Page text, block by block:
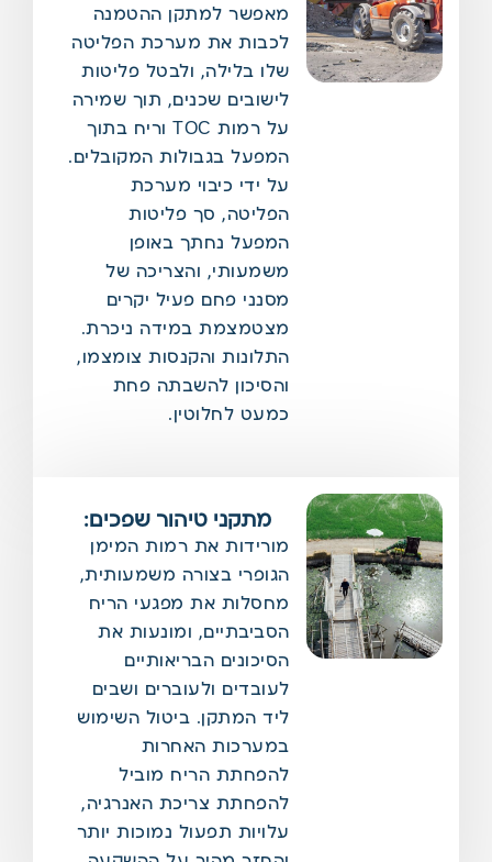
מאפשר למתקן ההטמנה
לכבות את מערכת הפליטה
שלו בלילה, ולבטל פליטות
לישובים שכנים, תוך שמירה
על רמות TOC וריח בתוך
המפעל בגבולות המקובלים.
על ידי כיבוי מערכת
הפליטה, סך פליטות
המפעל נחתך באופן
משמעותי, והצריכה של
מסנני פחם פעיל יקרים
מצטמצמת במידה ניכרת.
התלונות והקנסות צומצמו,
והסיכון להשבתה פחת
כמעט לחלוטין.
מתקני טיהור שפכים:
מורידות את רמות המימן
הגופרי בצורה משמעותית,
מחסלות את מפגעי הריח
הסביבתיים, ומונעות את
הסיכונים הבריאותיים
לעובדים ולעוברים ושבים
ליד המתקן. ביטול השימוש
במערכות האחרות
להפחתת הריח מוביל
להפחתת צריכת האנרגיה,
עלויות תפעול נמוכות יותר